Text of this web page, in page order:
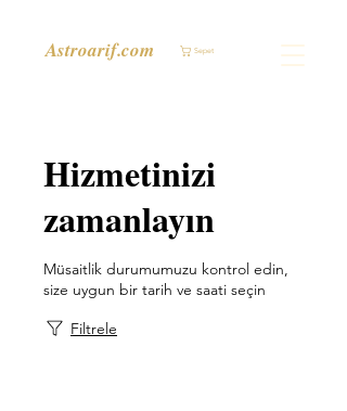
Astroarif.com Sepet
Hizmetinizi
zamanlayın
Müsaitlik durumumuzu kontrol edin,
size uygun bir tarih ve saati seçin
Filtrele